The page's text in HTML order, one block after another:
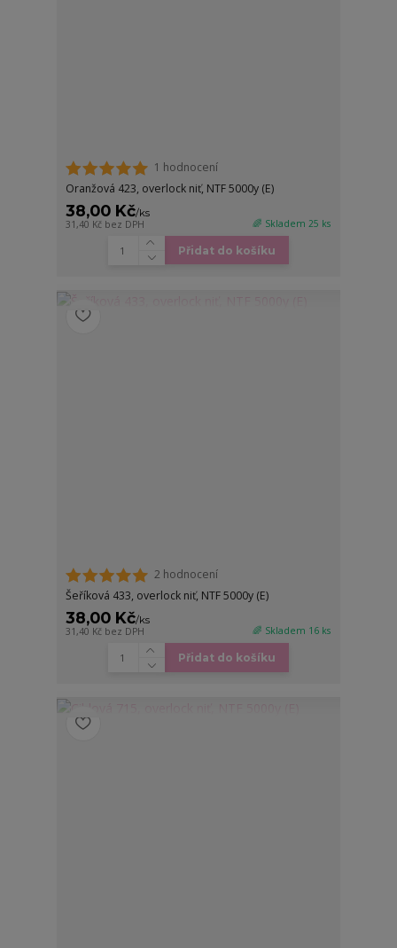
1 hodnocení
Oranžová 423, overlock niť, NTF 5000y (E)
38,00 Kč/ks
31,40 Kč bez DPH 🌈 Skladem 25 ks
Přidat do košíku
2 hodnocení
Šeříková 433, overlock niť, NTF 5000y (E)
38,00 Kč/ks
31,40 Kč bez DPH 🌈 Skladem 16 ks
Přidat do košíku